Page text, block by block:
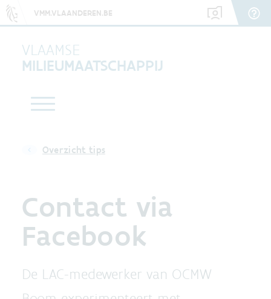
VMM.VLAANDEREN.BE
VLAAMSE
MILIEUMAATSCHAPPIJ
Overzicht tips
Contact via
Facebook
De LAC-medewerker van OCMW